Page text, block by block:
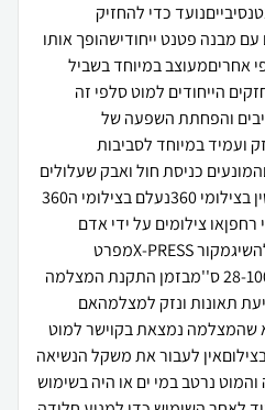
כדי להחזיק
מבנה פטנט ייחודישהופך אותו
סלפי אחריםמעוצב במיוחד בשביל
הייחודים למוט סלפי זה
והפחתת השפעה של
ועמיד במיוחד לסביבות
כניסת חול ואבק שעלולים
להזיק למוטבלתי נראה לחלוטין בצילומי 360נעלם בצילומי ה360
צילומים על ידי אדם
שלישי שאחרת אי אפשר היה להשיגמקור X-PRESSמפרט
טכנימשקל 124.3 גרםמידות 28-100 ס''מבזמן התקנת המצלמה
תאונות ונזק למצלמהאם
360 יש לוודא שהמצלמה נמצאת בקוישר למוט
לעבור את משקל הנשיאה
גרםבמידה והמוט נרטב במי ים או היה בשימוש